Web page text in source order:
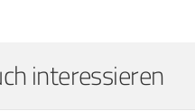
interessieren